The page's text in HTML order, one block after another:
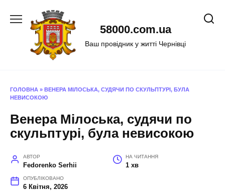
58000.com.ua
Ваш провідник у житті Чернівці
ГОЛОВНА » ВЕНЕРА МІЛОСЬКА, СУДЯЧИ ПО СКУЛЬПТУРІ, БУЛА
НЕВИСОКОЮ
Венера Мілоська, судячи по
скульптурі, була невисокою
АВТОР
Fedorenko Serhii
НА ЧИТАННЯ
1 хв
ОПУБЛІКОВАНО
6 Квітня, 2026